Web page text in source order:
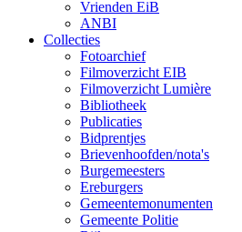
Vrienden EiB
ANBI
Collecties
Fotoarchief
Filmoverzicht EIB
Filmoverzicht Lumière
Bibliotheek
Publicaties
Bidprentjes
Brievenhoofden/nota's
Burgemeesters
Ereburgers
Gemeentemonumenten
Gemeente Politie